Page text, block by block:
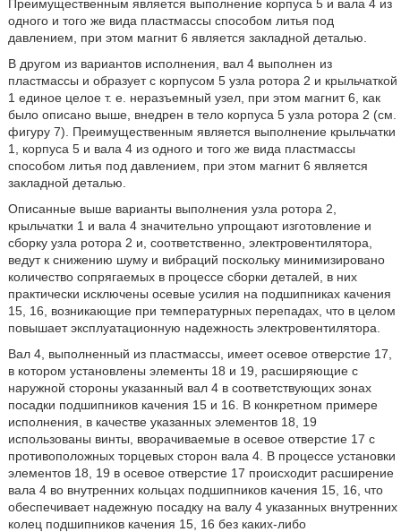
Преимущественным является выполнение корпуса 5 и вала 4 из
одного и того же вида пластмассы способом литья под
давлением, при этом магнит 6 является закладной деталью.
В другом из вариантов исполнения, вал 4 выполнен из
пластмассы и образует с корпусом 5 узла ротора 2 и крыльчаткой
1 единое целое т. е. неразъемный узел, при этом магнит 6, как
было описано выше, внедрен в тело корпуса 5 узла ротора 2 (см.
фигуру 7). Преимущественным является выполнение крыльчатки
1, корпуса 5 и вала 4 из одного и того же вида пластмассы
способом литья под давлением, при этом магнит 6 является
закладной деталью.
Описанные выше варианты выполнения узла ротора 2,
крыльчатки 1 и вала 4 значительно упрощают изготовление и
сборку узла ротора 2 и, соответственно, электровентилятора,
ведут к снижению шуму и вибраций поскольку минимизировано
количество сопрягаемых в процессе сборки деталей, в них
практически исключены осевые усилия на подшипниках качения
15, 16, возникающие при температурных перепадах, что в целом
повышает эксплуатационную надежность электровентилятора.
Вал 4, выполненный из пластмассы, имеет осевое отверстие 17,
в котором установлены элементы 18 и 19, расширяющие с
наружной стороны указанный вал 4 в соответствующих зонах
посадки подшипников качения 15 и 16. В конкретном примере
исполнения, в качестве указанных элементов 18, 19
использованы винты, вворачиваемые в осевое отверстие 17 с
противоположных торцевых сторон вала 4. В процессе установки
элементов 18, 19 в осевое отверстие 17 происходит расширение
вала 4 во внутренних кольцах подшипников качения 15, 16, что
обеспечивает надежную посадку на валу 4 указанных внутренних
колец подшипников качения 15, 16 без каких-либо